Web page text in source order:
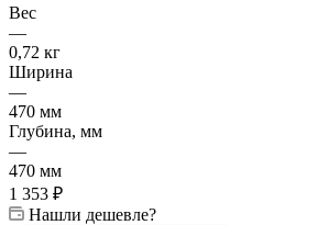
Вес
—
0,72 кг
Ширина
—
470 мм
Глубина, мм
—
470 мм
1 353 ₽
Нашли дешевле?